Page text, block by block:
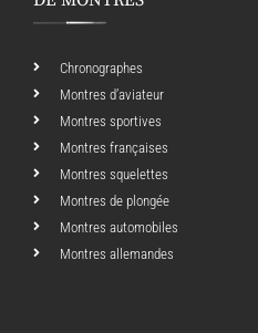
Chronographes
Montres d’aviateur
Montres sportives
Montres françaises
Montres squelettes
Montres de plongée
Montres automobiles
Montres allemandes